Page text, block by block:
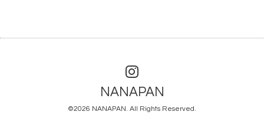
NANAPAN
©2026 NANAPAN. All Rights Reserved.